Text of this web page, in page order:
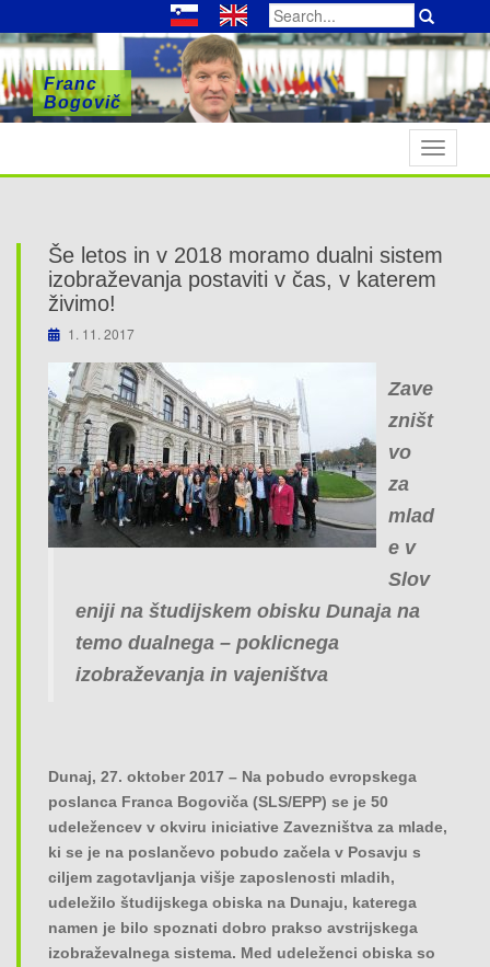
Search
for:
Franc
Bogovič
Franc
Bogovič
Franc
Bogovič
T
o
l
e
o
Še letos in v 2018 moramo dualni sistem
izobraževanja postaviti v čas, v katerem
živimo!
1. 11. 2017
Zave
zništ
vo
za
mlad
e v
Slov
eniji na študijskem obisku Dunaja na
temo dualnega – poklicnega
izobraževanja in vajeništva
Dunaj, 27. oktober 2017 – Na pobudo evropskega
poslanca Franca Bogoviča (SLS/EPP) se je 50
udeležencev v okviru iniciative Zavezništva za mlade,
ki se je na poslančevo pobudo začela v Posavju s
ciljem zagotavljanja višje zaposlenosti mladih,
udeležilo študijskega obiska na Dunaju, katerega
namen je bilo spoznati dobro prakso avstrijskega
izobraževalnega sistema. Med udeleženci obiska so